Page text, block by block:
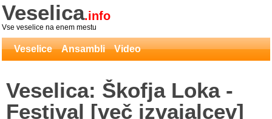
Veselica.info
Vse veselice na enem mestu
Veselice Ansambli Video
Veselica: Škofja Loka -
Festival [več izvajalcev]